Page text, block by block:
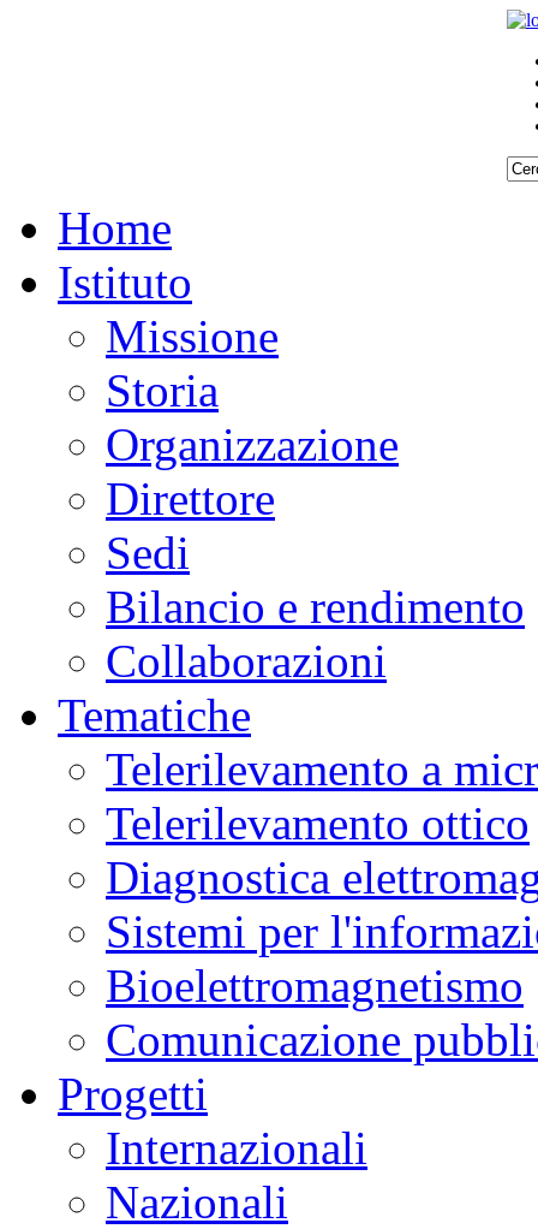
Home
Istituto
Missione
Storia
Organizzazione
Direttore
Sedi
Bilancio e rendimento
Collaborazioni
Tematiche
Telerilevamento a
Telerilevamento ottico
Diagnostica
Sistemi per
Bioelettromagnetismo
Comunicazione
Progetti
Internazionali
Nazionali